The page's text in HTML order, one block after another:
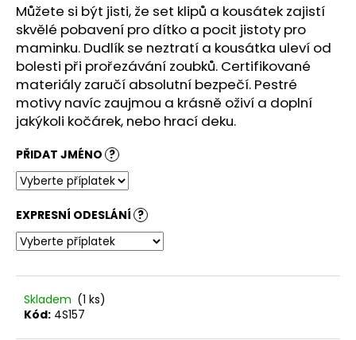
Můžete si být jisti, že set klipů a kousátek zajistí
skvělé pobavení pro dítko a pocit jistoty pro
maminku. Dudlík se neztratí a kousátka uleví od
bolesti při prořezávání zoubků. Certifikované
materiály zaručí absolutní bezpečí. Pestré
motivy navíc zaujmou a krásně oživí a doplní
jakýkoli kočárek, nebo hrací deku.
PŘIDAT JMÉNO ?
EXPRESNÍ ODESLÁNÍ ?
Skladem (1 ks)
Kód: 4S157
D
o
p
o
u
č
u
j
e
m